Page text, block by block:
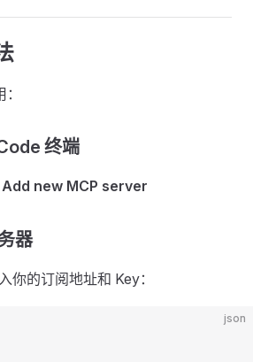
终端
Add new MCP server
器
你的订阅地址和 Key：
json